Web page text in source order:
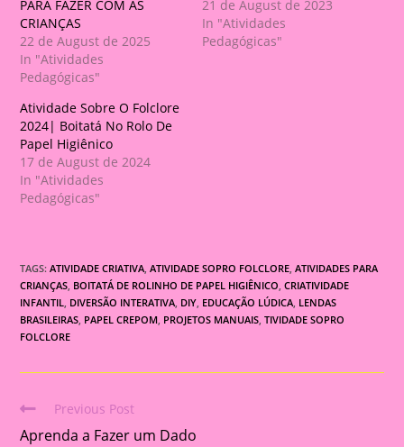
PARA FAZER COM AS
CRIANÇAS
22 de August de 2025
In "Atividades
Pedagógicas"
21 de August de 2023
In "Atividades
Pedagógicas"
Atividade Sobre O Folclore
2024| Boitatá No Rolo De
Papel Higiênico
17 de August de 2024
In "Atividades
Pedagógicas"
TAGS:ATIVIDADE CRIATIVA, ATIVIDADE SOPRO FOLCLORE, ATIVIDADES PARA
CRIANÇAS, BOITATÁ DE ROLINHO DE PAPEL HIGIÊNICO, CRIATIVIDADE
INFANTIL, DIVERSÃO INTERATIVA, DIY, EDUCAÇÃO LÚDICA, LENDAS
BRASILEIRAS, PAPEL CREPOM, PROJETOS MANUAIS, TIVIDADE SOPRO
FOLCLORE
Read
more
Previous Post
Aprenda a Fazer um Dado